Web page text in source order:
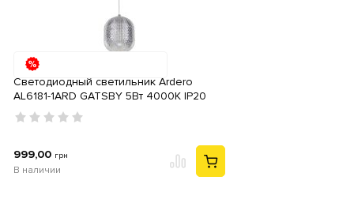
Светодиодный светильник Ardero
AL6181-1ARD GATSBY 5Вт 4000К IP20
золотой
999,00 грн
В наличии